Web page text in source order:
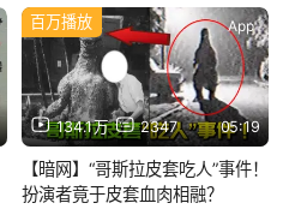
134.1万 2347 05:19
百万播放 App
【暗网】“哥斯拉皮套吃人”事件！
扮演者竟于皮套血肉相融？